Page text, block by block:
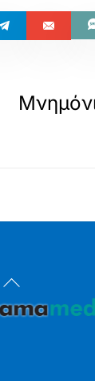
Back
To